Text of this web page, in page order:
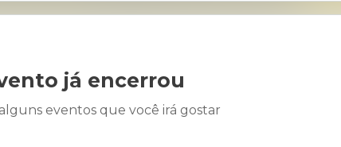
já encerrou
eventos que você irá gostar